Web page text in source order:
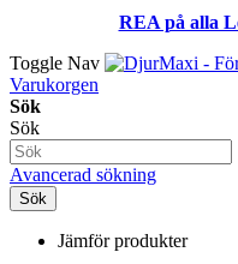
REA på alla
Toggle Nav
Varukorgen
Sök
Sök
Avancerad sökning
Sök
Jämför produkter